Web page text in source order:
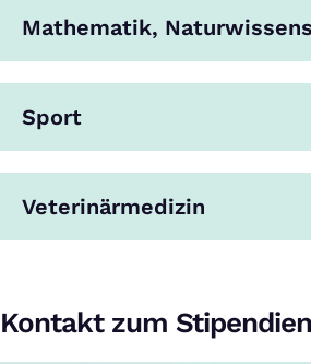
Mathematik,
Sport
Veterinärmedizin
Kontakt zum